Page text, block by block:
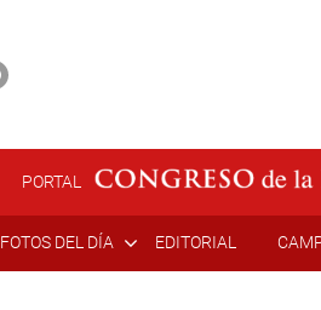
PORTAL
FOTOS DEL DÍA EDITORIAL